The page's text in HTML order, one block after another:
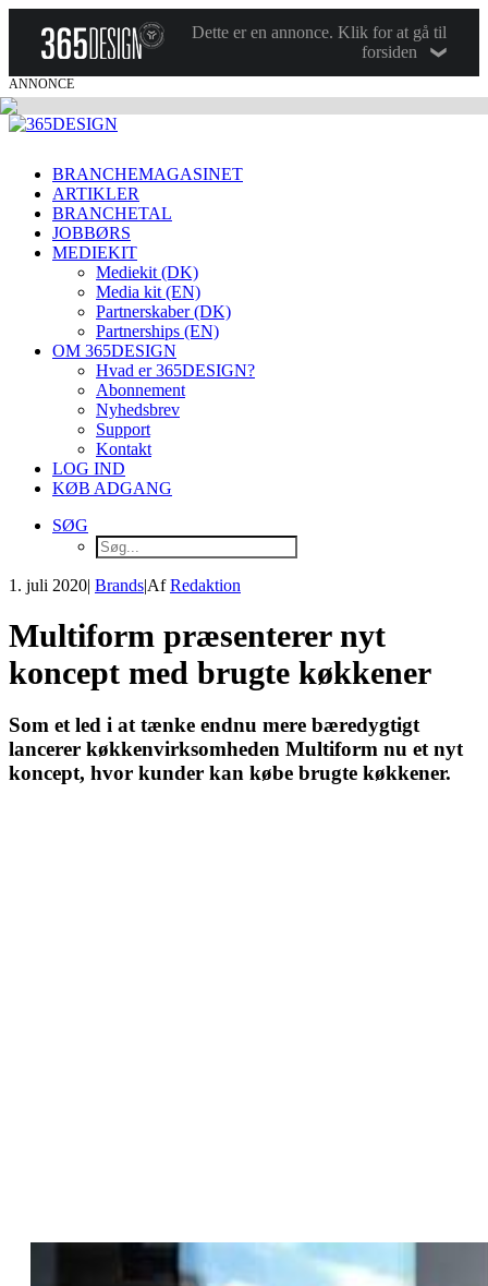
Dette er en annonce. Klik for at gå til
forsiden
ANNONCE
BRANCHEMAGASINET
ARTIKLER
BRANCHETAL
JOBBØRS
MEDIEKIT
Mediekit (DK)
Media kit (EN)
Partnerskaber (DK)
Partnerships (EN)
OM 365DESIGN
Hvad er 365DESIGN?
Abonnement
Nyhedsbrev
Support
Kontakt
LOG IND
KØB ADGANG
SØG
1. juli 2020| Brands|AfRedaktion
Multiform præsenterer nyt
koncept med brugte køkkener
Som et led i at tænke endnu mere bæredygtigt
lancerer køkkenvirksomheden Multiform nu et nyt
koncept, hvor kunder kan købe brugte køkkener.